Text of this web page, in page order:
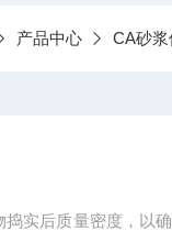
产品中心 CA砂浆
实后质量密度，以